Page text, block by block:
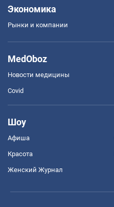
Экономика
Рынки и компании
MedOboz
Новости медицины
Covid
Шоу
Афиша
Красота
Женский Журнал